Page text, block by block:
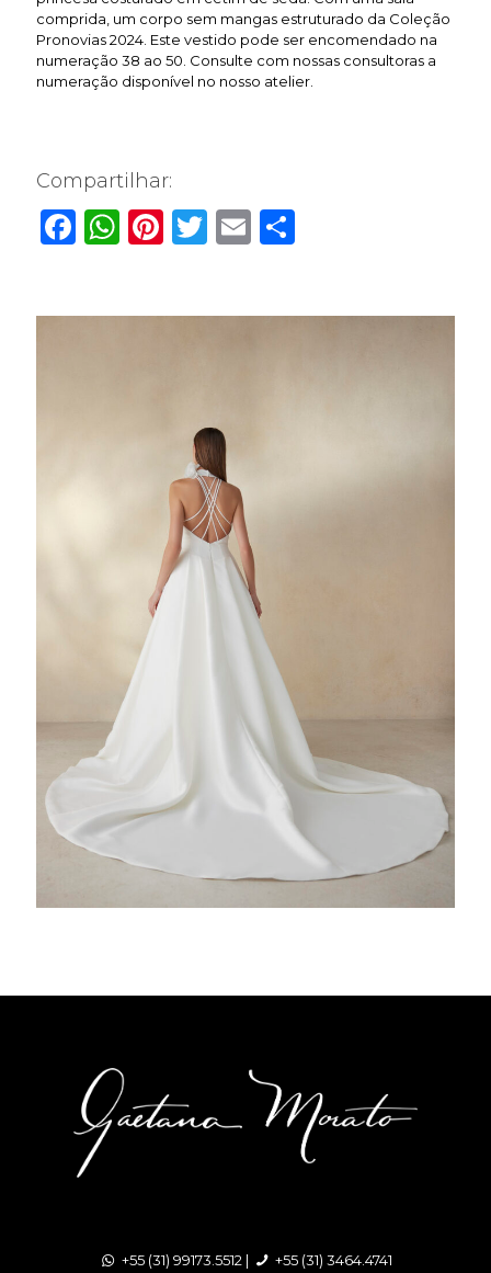
comprida, um corpo sem mangas estruturado da Coleção
Pronovias 2024. Este vestido pode ser encomendado na
numeração 38 ao 50. Consulte com nossas consultoras a
numeração disponível no nosso atelier.
Compartilhar:
Facebook
WhatsApp
Pinterest
Twitter
Email
+55 (31) 99173.5512 |
+55 (31) 3464.4741